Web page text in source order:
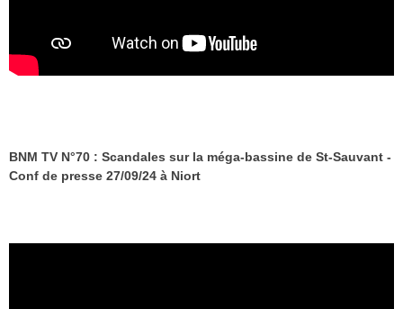
BNM TV N°70 : Scandales sur la méga-bassine de St-Sauvant -
Conf de presse 27/09/24 à Niort